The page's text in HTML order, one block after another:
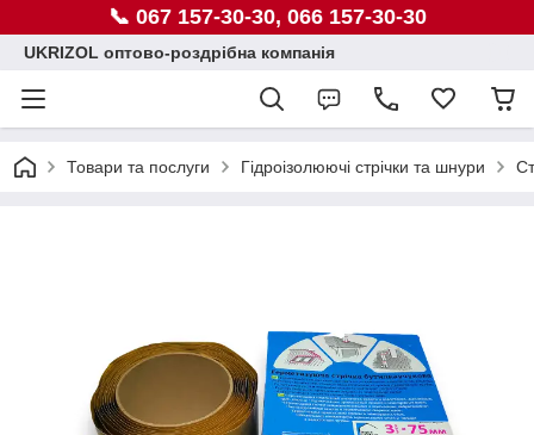
📞 067 157-30-30, 066 157-30-30
UKRIZOL оптово-роздрібна компанія
Товари та послуги Гідроізолюючі стрічки та шнури